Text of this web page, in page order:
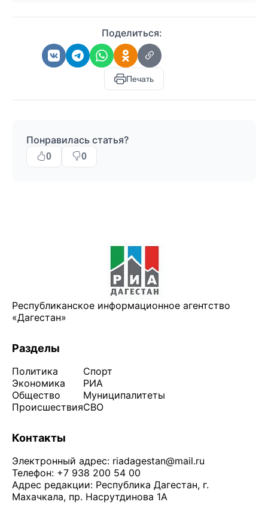
Поделиться:
Печать
Понравилась статья?
0 0
Республиканское информационное агентство
«Дагестан»
Разделы
Политика
Экономика
Общество
Происшествия
Спорт
РИА
Муниципалитеты
СВО
Контакты
Электронный адрес: riadagestan@mail.ru
Телефон: +7 938 200 54 00
Адрес редакции: Республика Дагестан, г.
Махачкала, пр. Насрутдинова 1А